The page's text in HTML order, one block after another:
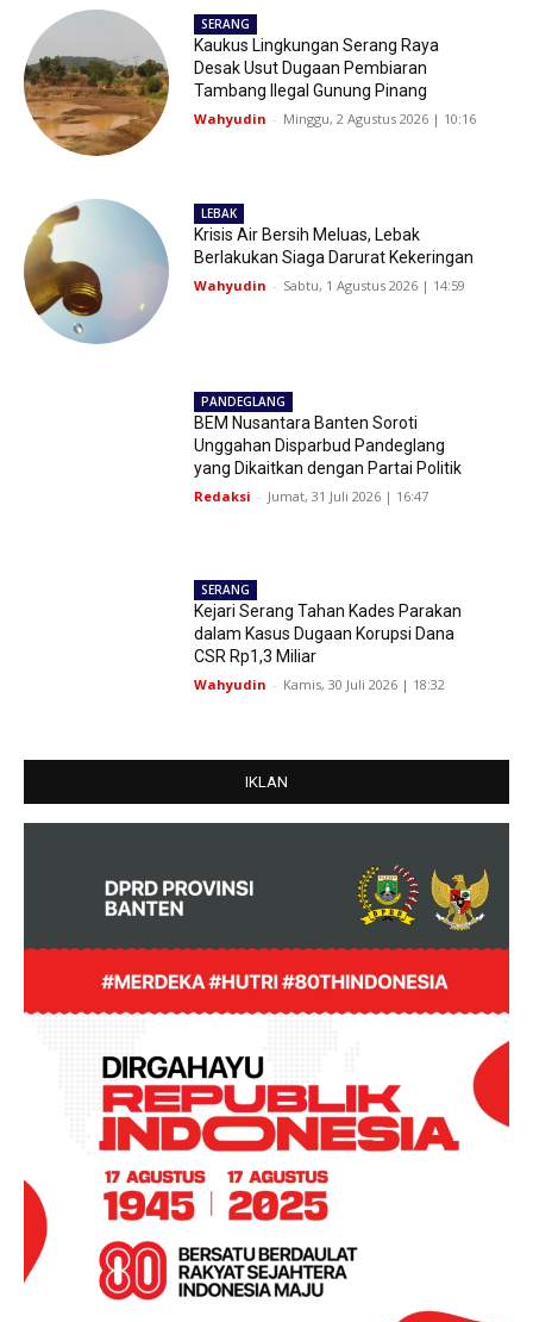
SERANG
Kaukus Lingkungan Serang Raya
Desak Usut Dugaan Pembiaran
Tambang Ilegal Gunung Pinang
Wahyudin - Minggu, 2 Agustus 2026 | 10:16
LEBAK
Krisis Air Bersih Meluas, Lebak
Berlakukan Siaga Darurat Kekeringan
Wahyudin - Sabtu, 1 Agustus 2026 | 14:59
PANDEGLANG
BEM Nusantara Banten Soroti
Unggahan Disparbud Pandeglang
yang Dikaitkan dengan Partai Politik
Redaksi - Jumat, 31 Juli 2026 | 16:47
SERANG
Kejari Serang Tahan Kades Parakan
dalam Kasus Dugaan Korupsi Dana
CSR Rp1,3 Miliar
Wahyudin - Kamis, 30 Juli 2026 | 18:32
IKLAN